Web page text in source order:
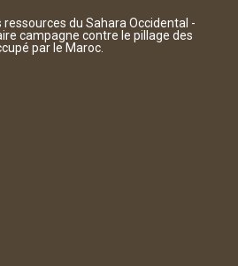
ressources du Sahara Occidental -
campagne contre le pillage des
par le Maroc.